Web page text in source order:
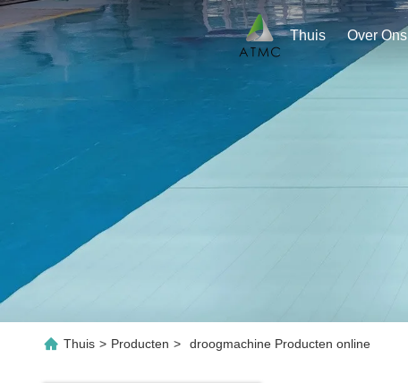
Thuis Over Ons
Thuis > Producten > droogmachine Producten online